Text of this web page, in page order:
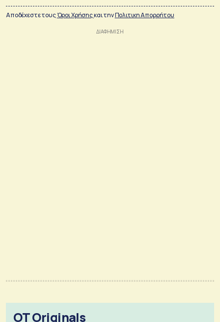
Αποδέχεστε τουςΌροι Χρήσηςκαι τηνΠολιτικη Απορρήτου
OT Originals